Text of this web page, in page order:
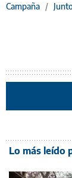
Campaña /
Lo más leído